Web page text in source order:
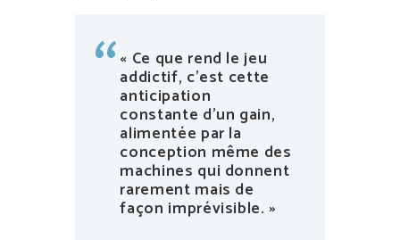
« Ce que rend le jeu
addictif, c’est cette
anticipation
constante d’un gain,
alimentée par la
conception même des
machines qui donnent
rarement mais de
façon imprévisible. »